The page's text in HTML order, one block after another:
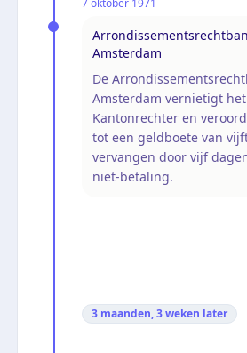
Amsterdam
De
Amsterdam vernietigt
Kantonrechter en
tot een geldboete van
vervangen door vijf
niet-betaling.
3 maanden, 3 weken later